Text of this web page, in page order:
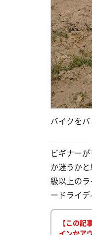
バイクを
ビギナー
か迷うか
級以上の
ードライ
【この記
インかア